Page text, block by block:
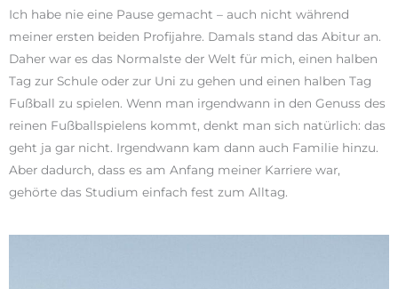
Ich habe nie eine Pause gemacht – auch nicht während
meiner ersten beiden Profijahre. Damals stand das Abitur an.
Daher war es das Normalste der Welt für mich, einen halben
Tag zur Schule oder zur Uni zu gehen und einen halben Tag
Fußball zu spielen. Wenn man irgendwann in den Genuss des
reinen Fußballspielens kommt, denkt man sich natürlich: das
geht ja gar nicht. Irgendwann kam dann auch Familie hinzu.
Aber dadurch, dass es am Anfang meiner Karriere war,
gehörte das Studium einfach fest zum Alltag.